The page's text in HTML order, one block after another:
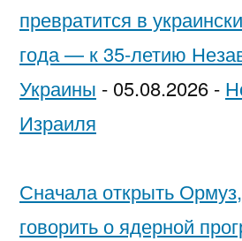
превратится в
года — к 35-летию
Украины - 05.08.2026 -
Израиля
Сначала открыть
говорить о ядерной